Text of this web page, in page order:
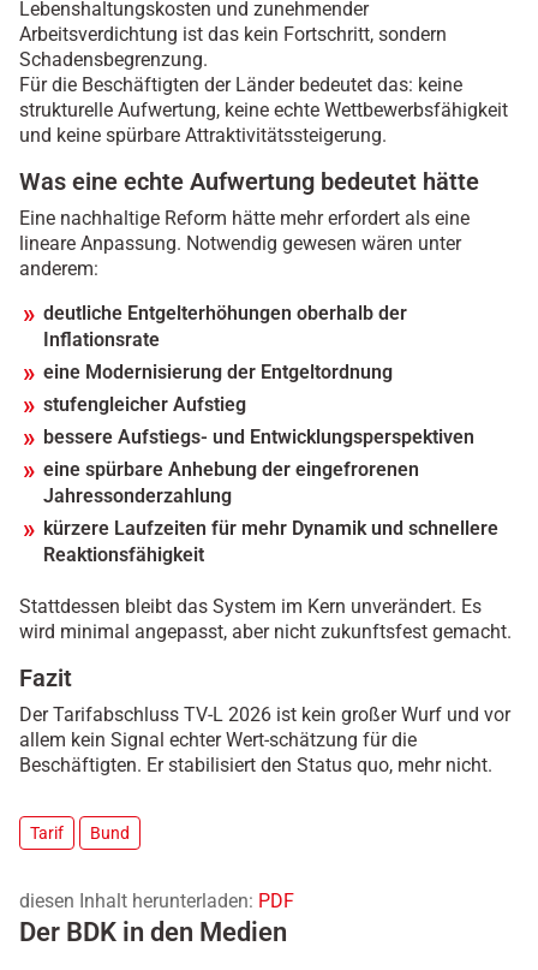
Lebenshaltungskosten und zunehmender
Arbeitsverdichtung ist das kein Fortschritt, sondern
Schadensbegrenzung.
Für die Beschäftigten der Länder bedeutet das: keine
strukturelle Aufwertung, keine echte Wettbewerbsfähigkeit
und keine spürbare Attraktivitätssteigerung.
Was eine echte Aufwertung bedeutet hätte
Eine nachhaltige Reform hätte mehr erfordert als eine
lineare Anpassung. Notwendig gewesen wären unter
anderem:
deutliche Entgelterhöhungen oberhalb der
Inflationsrate
eine Modernisierung der Entgeltordnung
stufengleicher Aufstieg
bessere Aufstiegs- und Entwicklungsperspektiven
eine spürbare Anhebung der eingefrorenen
Jahressonderzahlung
kürzere Laufzeiten für mehr Dynamik und schnellere
Reaktionsfähigkeit
Stattdessen bleibt das System im Kern unverändert. Es
wird minimal angepasst, aber nicht zukunftsfest gemacht.
Fazit
Der Tarifabschluss TV-L 2026 ist kein großer Wurf und vor
allem kein Signal echter Wert-schätzung für die
Beschäftigten. Er stabilisiert den Status quo, mehr nicht.
Tarif Bund
diesen Inhalt herunterladen: PDF
Der BDK in den Medien